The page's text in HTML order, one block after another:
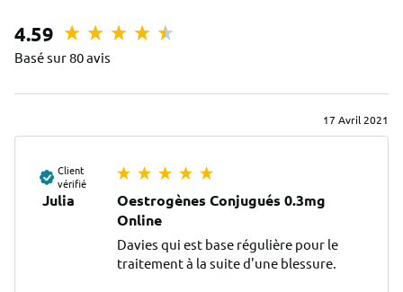
4.59
Basé sur 80 avis
17 Avril 2021
Client
vérifié
Julia
Oestrogènes Conjugués 0.3mg
Online
Davies qui est base régulière pour le
traitement à la suite d'une blessure.